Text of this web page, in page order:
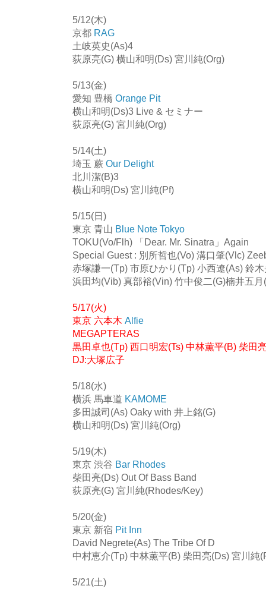
5/12(木)
京都 RAG
土岐英史(As)4
荻原亮(G) 横山和明(Ds) 宮川純(Org)
5/13(金)
愛知 豊橋 Orange Pit
横山和明(Ds)3 Live & セミナー
荻原亮(G) 宮川純(Org)
5/14(土)
埼玉 蕨 Our Delight
北川潔(B)3
横山和明(Ds) 宮川純(Pf)
5/15(日)
東京 青山 Blue Note Tokyo
TOKU(Vo/Flh) 「Dear. Mr. Sinatra」Again
Special Guest : 別所哲也(Vo) 溝口肇(Vlc)
赤塚謙一(Tp) 市原ひかり(Tp) 小西遼(As) 鈴
浜田均(Vib) 真部裕(Vin) 竹中俊二(G)楠井五月
5/17(火)
東京 六本木 Alfie
MEGAPTERAS
黒田卓也(Tp) 西口明宏(Ts) 中林薫平(B) 柴田
DJ:大塚広子
5/18(水)
横浜 馬車道 KAMOME
多田誠司(As) Oaky with 井上銘(G)
横山和明(Ds) 宮川純(Org)
5/19(木)
東京 渋谷 Bar Rhodes
柴田亮(Ds) Out Of Bass Band
荻原亮(G) 宮川純(Rhodes/Key)
5/20(金)
東京 新宿 Pit Inn
David Negrete(As) The Tribe Of D
中村恵介(Tp) 中林薫平(B) 柴田亮(Ds) 宮川純
5/21(土)